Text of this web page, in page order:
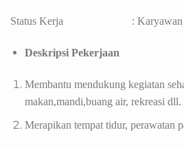
Status Kerja : Karyawan
Deskripsi Pekerjaan
Membantu mendukung kegiatan
makan,mandi,buang air, rekreasi dll.
Merapikan tempat tidur, perawatan